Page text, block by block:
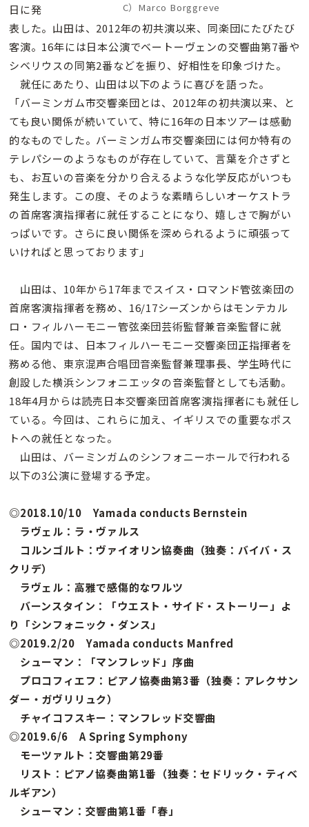
C）Marco Borggreve
日に発
表した。山田は、2012年の初共演以来、同楽団にたびたび
客演。16年には日本公演でベートーヴェンの交響曲第7番や
シベリウスの同第2番などを振り、好相性を印象づけた。
就任にあたり、山田は以下のように喜びを語った。
「バーミンガム市交響楽団とは、2012年の初共演以来、と
ても良い関係が続いていて、特に16年の日本ツアーは感動
的なものでした。バーミンガム市交響楽団には何か特有の
テレパシーのようなものが存在していて、言葉を介さずと
も、お互いの音楽を分かり合えるような化学反応がいつも
発生します。この度、そのような素晴らしいオーケストラ
の首席客演指揮者に就任することになり、嬉しさで胸がい
っぱいです。さらに良い関係を深められるように頑張って
いければと思っております」
山田は、10年から17年までスイス・ロマンド管弦楽団の
首席客演指揮者を務め、16/17シーズンからはモンテカル
ロ・フィルハーモニー管弦楽団芸術監督兼音楽監督に就
任。国内では、日本フィルハーモニー交響楽団正指揮者を
務める他、東京混声合唱団音楽監督兼理事長、学生時代に
創設した横浜シンフォニエッタの音楽監督としても活動。
18年4月からは読売日本交響楽団首席客演指揮者にも就任し
ている。今回は、これらに加え、イギリスでの重要なポス
トへの就任となった。
山田は、バーミンガムのシンフォニーホールで行われる
以下の3公演に登場する予定。
◎2018.10/10 Yamada conducts Bernstein
ラヴェル：ラ・ヴァルス
コルンゴルト：ヴァイオリン協奏曲（独奏：バイバ・ス
クリデ）
ラヴェル：高雅で感傷的なワルツ
バーンスタイン：「ウエスト・サイド・ストーリー」よ
り「シンフォニック・ダンス」
◎2019.2/20 Yamada conducts Manfred
シューマン：「マンフレッド」序曲
プロコフィエフ：ピアノ協奏曲第3番（独奏：アレクサン
ダー・ガヴリリュク）
チャイコフスキー：マンフレッド交響曲
◎2019.6/6 A Spring Symphony
モーツァルト：交響曲第29番
リスト：ピアノ協奏曲第1番（独奏：セドリック・ティベ
ルギアン）
シューマン：交響曲第1番「春」